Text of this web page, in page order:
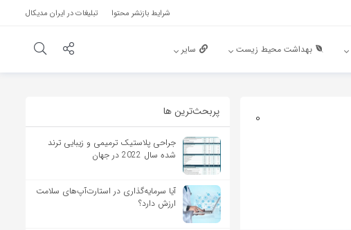
شرایط بازنشر محتوا تبلیغات در ایران مدیکال
بهداشت محیط زیست سایر
0 پربحث‌‌ترین ها
جراحی پلاستیک ترمیمی و زیبایی ترند
شده سال 2022 در جهان
آیا سرمایه‌گذاری در استارت‌آپ‌های سلامت
ارزش دارد؟